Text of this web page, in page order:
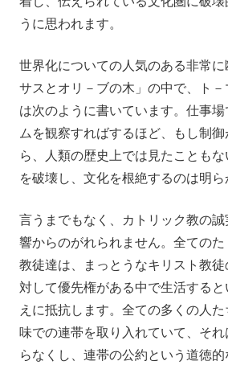
うに思われます。
世界化についての人気のある非常
サスとオリ－ブの木」の中で、ト
は次のように書いています。仕事
ムを観察すればするほど、もし制
ら、人類の歴史上では見たことも
を破壊し、文化を根絶するのは明ら
言うまでもなく、カトリック教の
響からのがれられません。全ての
教徒達は、まっとうなキリスト教
対して優先権がある中で生活する
えに抵抗します。全ての多くの人
味での連帯を取り入れていて、それ
らなくし、連帯の公約という道徳